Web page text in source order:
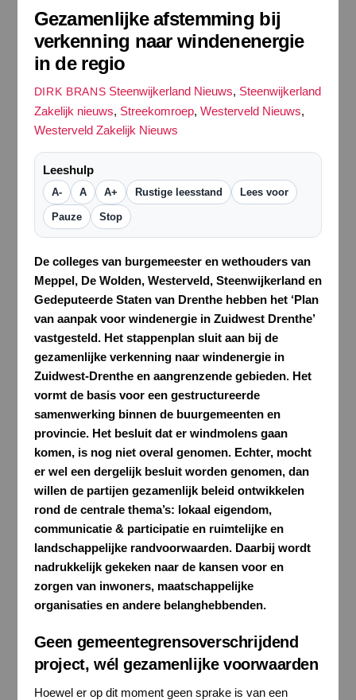
Gezamenlijke afstemming bij
verkenning naar windenenergie
in de regio
DIRK BRANS Steenwijkerland Nieuws, Steenwijkerland
Zakelijk nieuws, Streekomroep, Westerveld Nieuws,
Westerveld Zakelijk Nieuws
Leeshulp
A- A A+ Rustige leesstand Lees voor
Pauze Stop
De colleges van burgemeester en wethouders van
Meppel, De Wolden, Westerveld, Steenwijkerland en
Gedeputeerde Staten van Drenthe hebben het ‘Plan
van aanpak voor windenergie in Zuidwest Drenthe’
vastgesteld. Het stappenplan sluit aan bij de
gezamenlijke verkenning naar windenergie in
Zuidwest-Drenthe en aangrenzende gebieden. Het
vormt de basis voor een gestructureerde
samenwerking binnen de buurgemeenten en
provincie. Het besluit dat er windmolens gaan
komen, is nog niet overal genomen. Echter, mocht
er wel een dergelijk besluit worden genomen, dan
willen de partijen gezamenlijk beleid ontwikkelen
rond de centrale thema’s: lokaal eigendom,
communicatie & participatie en ruimtelijke en
landschappelijke randvoorwaarden. Daarbij wordt
nadrukkelijk gekeken naar de kansen voor en
zorgen van inwoners, maatschappelijke
organisaties en andere belanghebbenden.
Geen gemeentegrensoverschrijdend
project, wél gezamenlijke voorwaarden
Hoewel er op dit moment geen sprake is van een